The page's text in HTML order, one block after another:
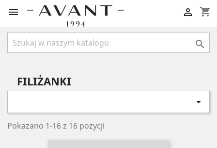
 shopping_cart


FILIŻANKI

Pokazano 1-16 z 16 pozycji